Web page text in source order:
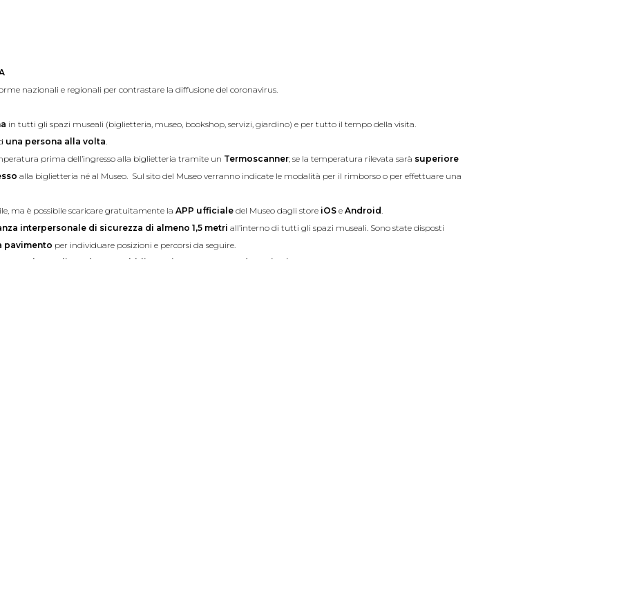
nazionali e regionali per contrastare la diffusione del coronavirus.
in tutti gli spazi museali (biglietteria, museo, bookshop, servizi, giardino) e per tutto il tempo della visita.
una persona alla volta
prima dell’ingresso alla biglietteria tramite un Termoscanner; se la temperatura rilevata sarà superiore
alla biglietteria né al Museo. Sul sito del Museo verranno indicate le modalità per il rimborso o per effettuare una
ma è possibile scaricare gratuitamente la APP ufficiale del Museo dagli store iOS e Android
interpersonale di sicurezza di almeno 1,5 metri all’interno di tutti gli spazi museali. Sono state disposti
pavimento per individuare posizioni e percorsi da seguire.
o bagagli
devono obbligatoriamente essere depositati